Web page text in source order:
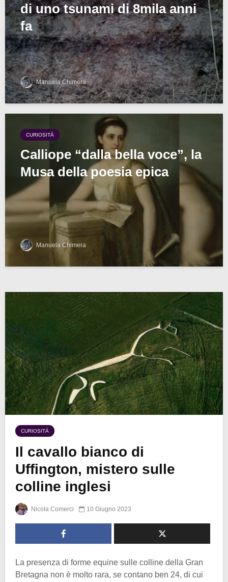
di uno tsunami di 8mila anni
fa
Manuela Chimera
CURIOSITÀ
Calliope “dalla bella voce”, la
Musa della poesia epica
Manuela Chimera
CURIOSITÀ
Il cavallo bianco di
Uffington, mistero sulle
colline inglesi
Nicola Comerci 10 Giugno 2023
La presenza di forme equine sulle colline della Gran
Bretagna non è molto rara, se contano ben 24, di cui